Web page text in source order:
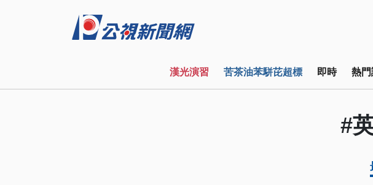
漢光演習 苦茶油苯駢芘超標 即時 熱
#